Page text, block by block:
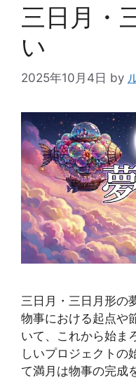
三日月・
い
2025年10月4日 by
三日月・三日月形の
物事における起点や
いて、これから始ま
しいプロジェクトの
て満月は物事の完成